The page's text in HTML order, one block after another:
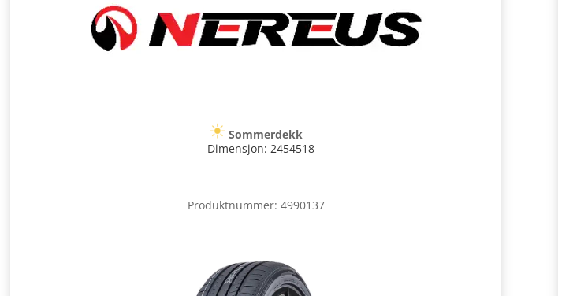
Sommerdekk
Dimensjon: 2454518
Produktnummer: 4990137